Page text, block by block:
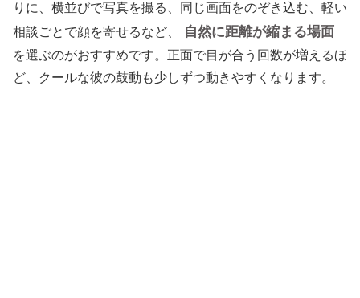
りに、横並びで写真を撮る、同じ画面をのぞき込む、軽い
相談ごとで顔を寄せるなど、
自然に距離が縮まる場面
を選ぶのがおすすめです。正面で目が合う回数が増えるほ
ど、クールな彼の鼓動も少しずつ動きやすくなります。